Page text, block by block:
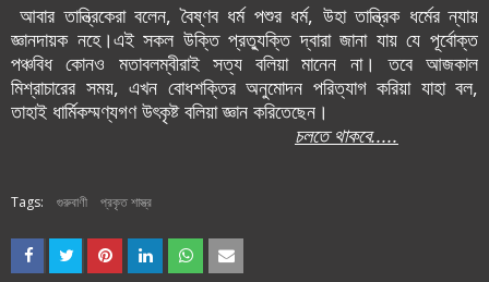
আবার তান্ত্রিকেরা বলেন, বৈষ্ণব ধর্ম পশুর ধর্ম, উহা তান্ত্রিক ধর্মের ন্যায়
জ্ঞানদায়ক নহে।এই সকল উক্তি প্রত্যুক্তি দ্বারা জানা যায় যে পূর্বোক্ত
পঞ্চবিধ কোন‌ও মতাবলম্বীরাই সত্য বলিয়া মানেন না। তবে আজকাল
মিশ্রাচারের সময়, এখন বোধশক্তির অনুমোদন পরিত্যাগ করিয়া যাহা বল,
তাহাই ধার্মিকম্মণ্যগণ উৎকৃষ্ট বলিয়া জ্ঞান করিতেছেন।
চলতে থাকবে.....
Tags: গুরুবাণী প্রকৃত শাস্ত্র